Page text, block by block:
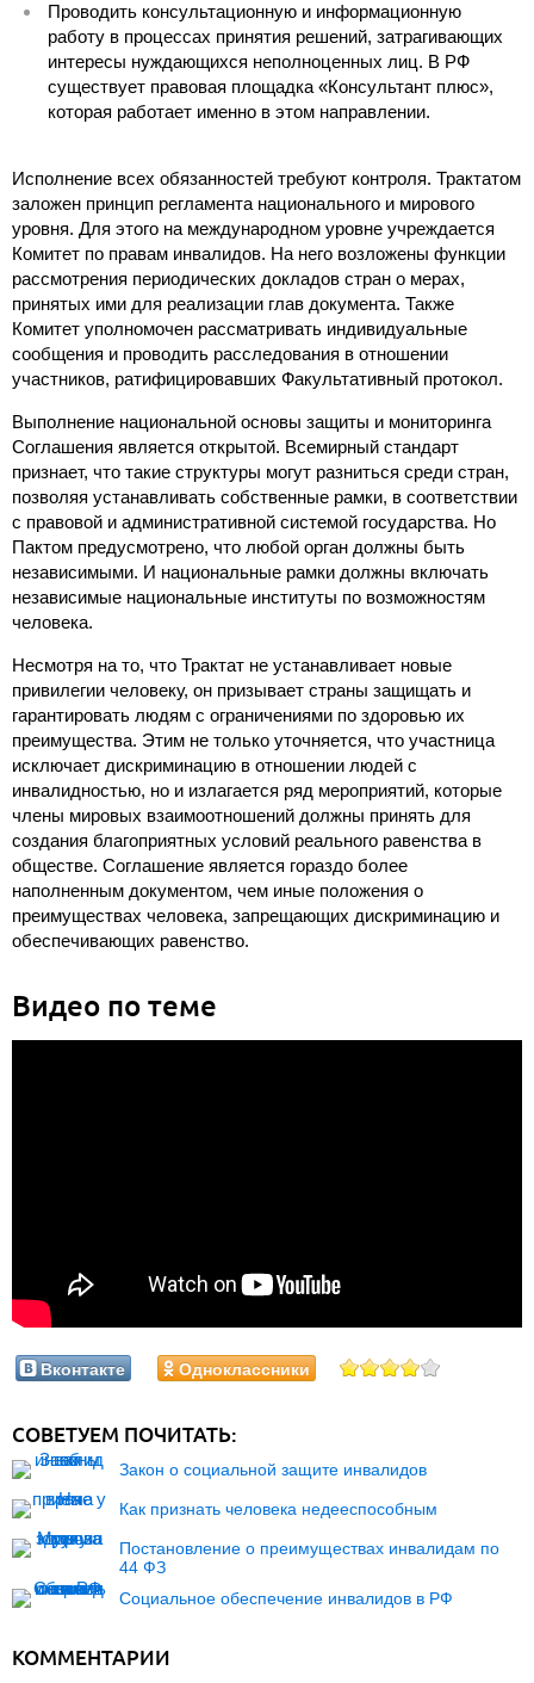
Проводить консультационную и информационную
работу в процессах принятия решений, затрагивающих
интересы нуждающихся неполноценных лиц. В РФ
существует правовая площадка «Консультант плюс»,
которая работает именно в этом направлении.
Исполнение всех обязанностей требуют контроля. Трактатом
заложен принцип регламента национального и мирового
уровня. Для этого на международном уровне учреждается
Комитет по правам инвалидов. На него возложены функции
рассмотрения периодических докладов стран о мерах,
принятых ими для реализации глав документа. Также
Комитет уполномочен рассматривать индивидуальные
сообщения и проводить расследования в отношении
участников, ратифицировавших Факультативный протокол.
Выполнение национальной основы защиты и мониторинга
Соглашения является открытой. Всемирный стандарт
признает, что такие структуры могут разниться среди стран,
позволяя устанавливать собственные рамки, в соответствии
с правовой и административной системой государства. Но
Пактом предусмотрено, что любой орган должны быть
независимыми. И национальные рамки должны включать
независимые национальные институты по возможностям
человека.
Несмотря на то, что Трактат не устанавливает новые
привилегии человеку, он призывает страны защищать и
гарантировать людям с ограничениями по здоровью их
преимущества. Этим не только уточняется, что участница
исключает дискриминацию в отношении людей с
инвалидностью, но и излагается ряд мероприятий, которые
члены мировых взаимоотношений должны принять для
создания благоприятных условий реального равенства в
обществе. Соглашение является гораздо более
наполненным документом, чем иные положения о
преимуществах человека, запрещающих дискриминацию и
обеспечивающих равенство.
Видео по теме
Вконтакте Одноклассники
СОВЕТУЕМ ПОЧИТАТЬ:
Закон о социальной защите инвалидов
Как признать человека недееспособным
Постановление о преимуществах инвалидам по
44 ФЗ
Социальное обеспечение инвалидов в РФ
КОММЕНТАРИИ